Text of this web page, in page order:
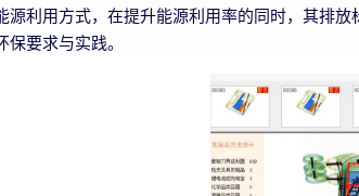
源利用方式，在提升能源利用率的同时，其排
要求与实践。